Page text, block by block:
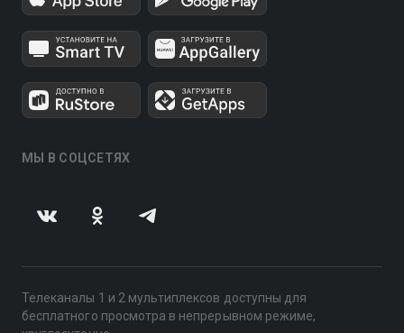
МЫ В СОЦСЕТЯХ
Телеканалы 1 и 2 мультиплексов доступны для
бесплатного просмотра в непрерывном режиме,